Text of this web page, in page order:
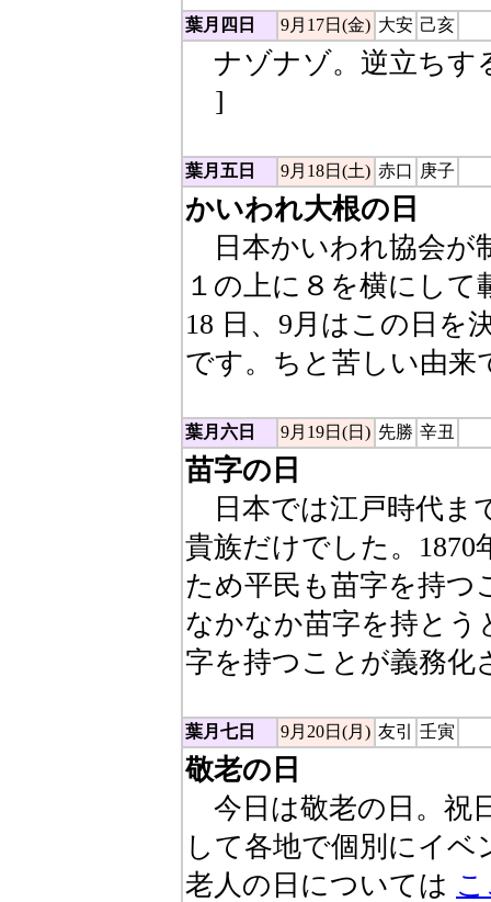
葉月四日 9月17日(金) 大安 己亥
ナゾナゾ。逆立ちす
]
葉月五日 9月18日(土) 赤口 庚子
かいわれ大根の日
日本かいわれ協会が
１の上に８を横にし
18 日、9月はこの日を
です。ちと苦しい由来
葉月六日 9月19日(日) 先勝 辛丑
苗字の日
日本では江戸時代ま
貴族だけでした。1870
ため平民も苗字を持つ
なかなか苗字を持とう
字を持つことが義務化
葉月七日 9月20日(月) 友引 壬寅
敬老の日
今日は敬老の日。祝
して各地で個別にイ
老人の日については